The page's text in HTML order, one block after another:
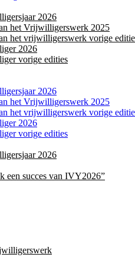
2026
het Vrijwilligerswerk 2025
het vrijwilligerswerk vorige
2026
vorige edities
2026
het Vrijwilligerswerk 2025
het vrijwilligerswerk vorige
2026
vorige edities
2026
een succes van IVY2026”